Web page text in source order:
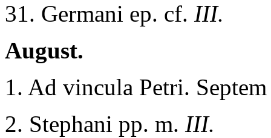
31. Germani ep. cf. III.
August.
1. Ad vincula Petri.
2. Stephani pp. m. III.